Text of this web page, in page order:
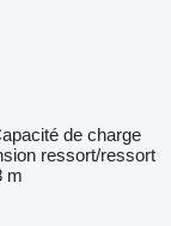
de charge
ressort/ressort
m